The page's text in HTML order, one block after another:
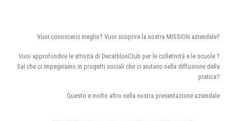
Vuoi conoscerci meglio? Vuoi scoprire la nostra MISSION aziendale?
Vuoi approfondire le attività di DecathlonClub per le colletività e le scuole ?
Sai che ci impegniamo in progetti sociali che ci aiutano nella diffusione della
pratica?
Questo e molto altro nella nostra presentazione aziendale